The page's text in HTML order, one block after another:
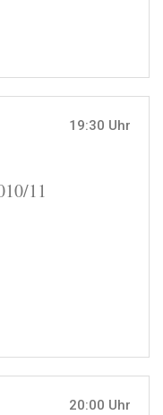
19:30 Uhr
11
20:00 Uhr